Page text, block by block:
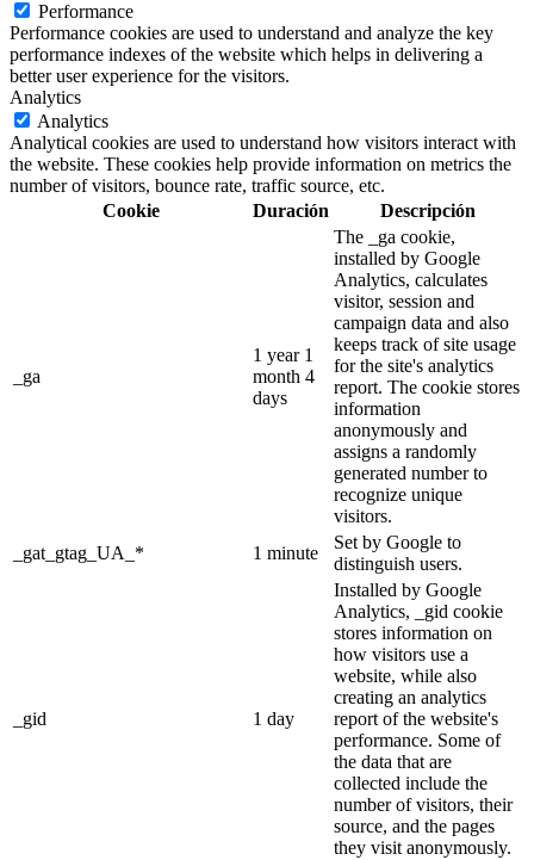
Performance
Performance cookies are used to understand and analyze the key
performance indexes of the website which helps in delivering a
better user experience for the visitors.
Analytics
Analytics
Analytical cookies are used to understand how visitors interact with
the website. These cookies help provide information on metrics the
number of visitors, bounce rate, traffic source, etc.
Cookie
Duración Descripción
_ga
1 year 1
month 4
days
The _ga cookie,
installed by Google
Analytics, calculates
visitor, session and
campaign data and also
keeps track of site usage
for the site's analytics
report. The cookie stores
information
anonymously and
assigns a randomly
generated number to
recognize unique
visitors.
_gat_gtag_UA_*
1 minute
Set by Google to
distinguish users.
_gid 1 day
Installed by Google
Analytics, _gid cookie
stores information on
how visitors use a
website, while also
creating an analytics
report of the website's
performance. Some of
the data that are
collected include the
number of visitors, their
source, and the pages
they visit anonymously.